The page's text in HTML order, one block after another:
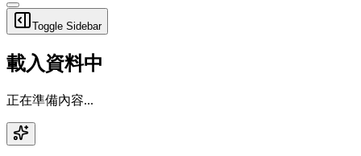
Toggle Sidebar
載入資料中
正在準備內容...